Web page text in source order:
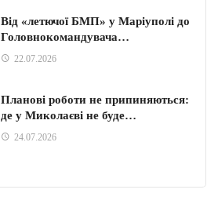
Від «летючої БМП» у Маріуполі до
Головнокомандувача…
22.07.2026
Планові роботи не припиняються:
де у Миколаєві не буде…
24.07.2026